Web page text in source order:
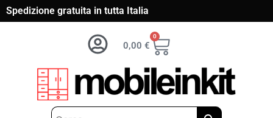
Spedizione gratuita in tutta Italia
0,00 €
0